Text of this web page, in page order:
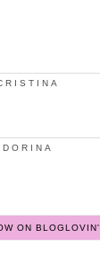
DORINA
ON BLOGLOVIN'